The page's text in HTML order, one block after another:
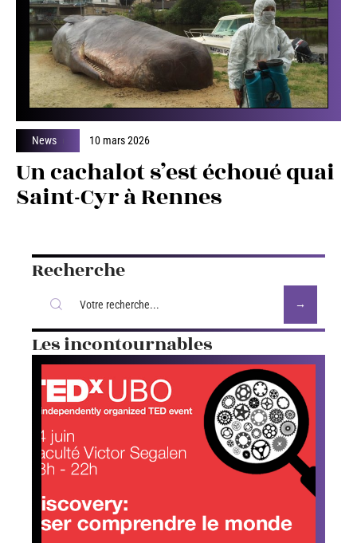
News 10 mars 2026
Un cachalot s’est échoué quai
Saint-Cyr à Rennes
Recherche
Les incontournables